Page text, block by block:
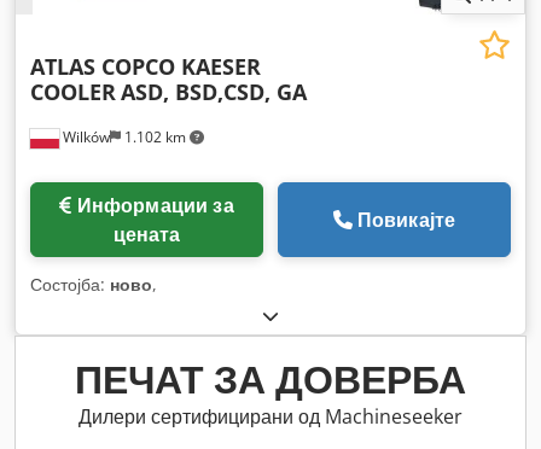
Wilków 1.102 km
ATLAS COPCO KAESER
COOLER ASD, BSD,CSD, GA
цената
Повикајте
Состојба: ново,
ПЕЧАТ ЗА ДОВЕРБА
Дилери сертифицирани од Machineseeker